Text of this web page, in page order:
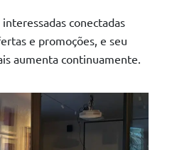
conectadas
e promoções, e seu
aumenta continuamente.